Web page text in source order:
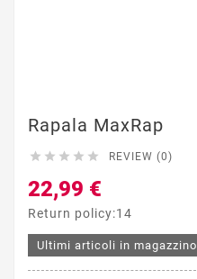
Rapala MaxRap
     REVIEW (0)
22,99 €
Return policy:14
Ultimi articoli in magazzino